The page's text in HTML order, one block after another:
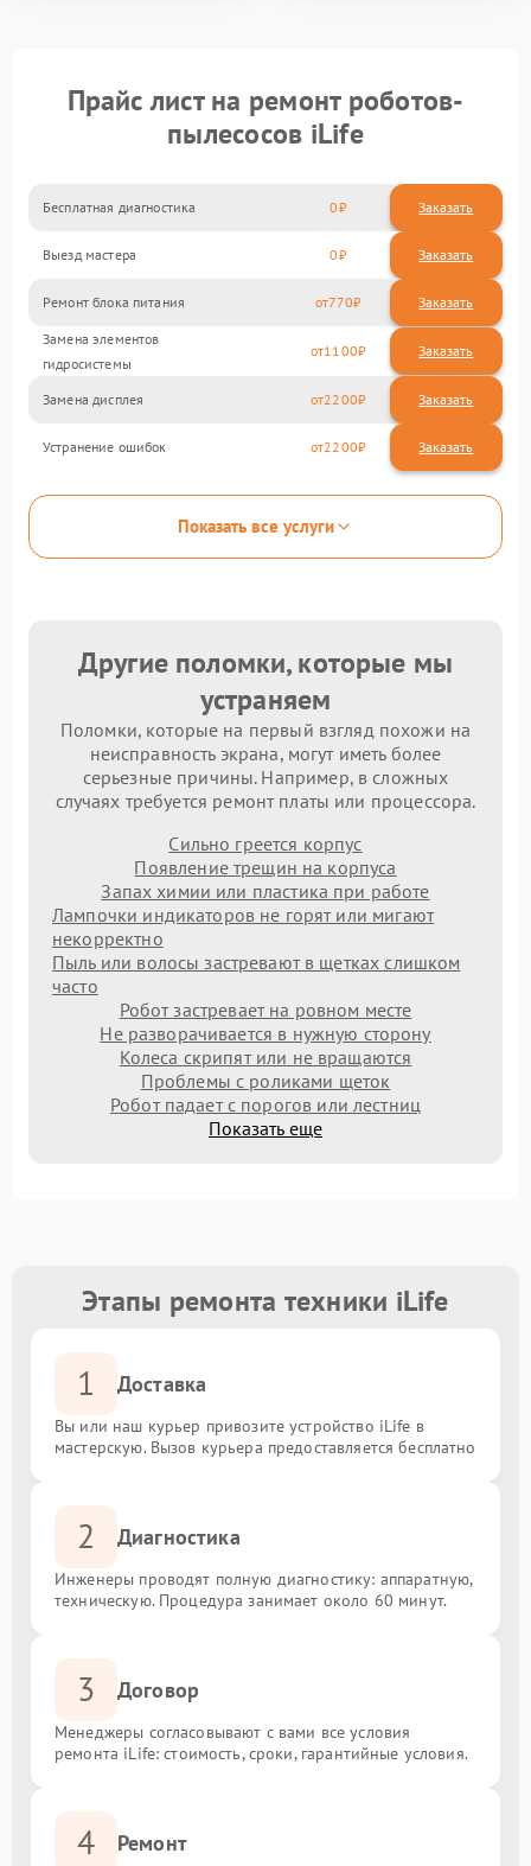
Прайс лист на ремонт роботов-
пылесосов iLife
Бесплатная диагностика 0 Заказать
Выезд мастера 0 Заказать
Ремонт блока питания 770
Замена элементов
гидросистемы
1100
Замена дисплея 2200
Устранение ошибок 2200
Показать все услуги
Другие поломки, которые мы
устраняем
Поломки, которые на первый взгляд похожи на
неисправность экрана, могут иметь более
серьезные причины. Например, в сложных
случаях требуется ремонт платы или процессора.
Сильно греется корпус
Появление трещин на корпуса
Запах химии или пластика при работе
Лампочки индикаторов не горят или мигают
некорректно
Пыль или волосы застревают в щетках слишком
часто
Робот застревает на ровном месте
Не разворачивается в нужную сторону
Колеса скрипят или не вращаются
Проблемы с роликами щеток
Робот падает с порогов или лестниц
Показать еще
Этапы ремонта техники iLife
1 Доставка
Вы или наш курьер привозите устройство iLife в
мастерскую. Вызов курьера предоставляется бесплатно
2 Диагностика
Инженеры проводят полную диагностику: аппаратную,
техническую. Процедура занимает около 60 минут.
3 Договор
Менеджеры согласовывают с вами все условия
ремонта iLife: стоимость, сроки, гарантийные условия.
4 Ремонт